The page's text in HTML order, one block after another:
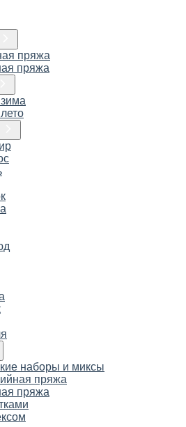
пряжа
пряжа
наборы и миксы
пряжа
пряжа